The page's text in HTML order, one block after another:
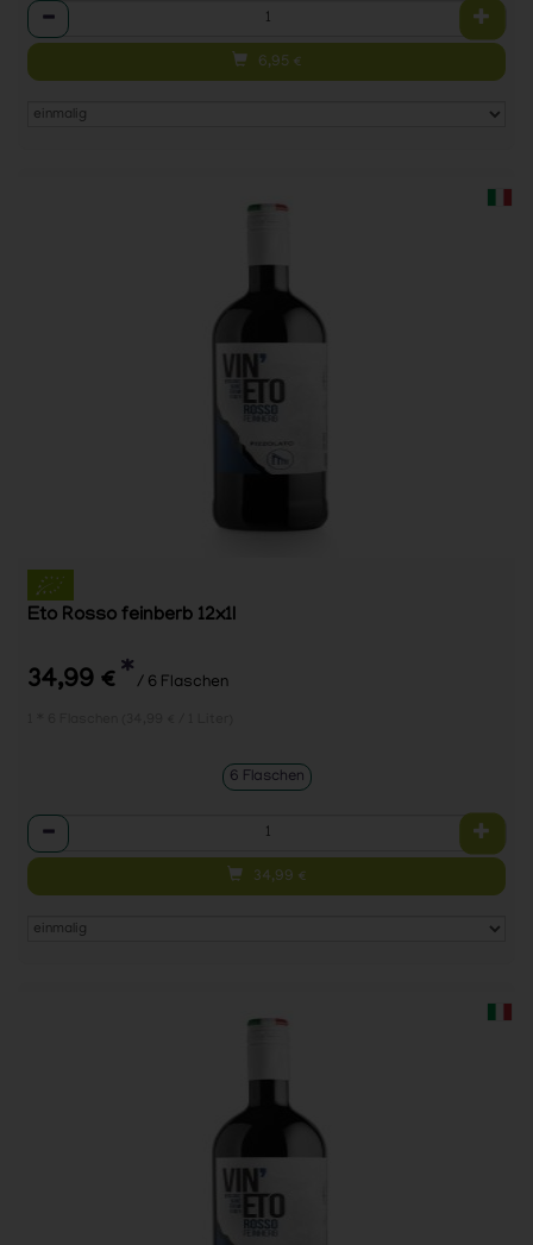
Anzahl
6,95 €
Eto Rosso feinberb 12x1l
34,99 € * / 6 Flaschen
6 Flaschen
Anzahl
34,99 €